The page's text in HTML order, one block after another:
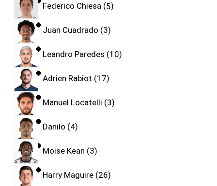
Federico Chiesa 5
Juan Cuadrado 3
Leandro Paredes 10
Adrien Rabiot 17
Manuel Locatelli 3
Danilo 4
Moise Kean 3
Harry Maguire 26